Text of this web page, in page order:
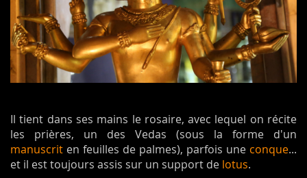
Il tient dans ses mains le rosaire, avec lequel on récite
les prières, un des Vedas (sous la forme d'un
manuscrit en feuilles de palmes), parfois une conque...
et il est toujours assis sur un support de lotus.